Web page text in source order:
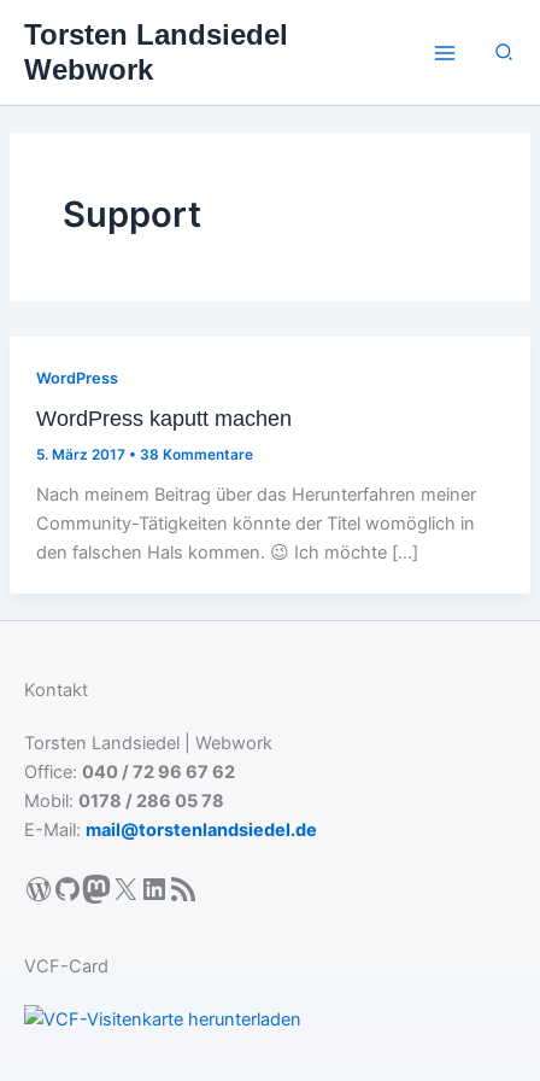
Inhalt
springen
Torsten Landsiedel
Webwork
Support
WordPress
WordPress kaputt machen
5. März 2017 • 38 Kommentare
Nach meinem Beitrag über das Herunterfahren meiner
Community-Tätigkeiten könnte der Titel womöglich in
den falschen Hals kommen. 😉 Ich möchte […]
Kontakt
Torsten Landsiedel | Webwork
Office: 040 / 72 96 67 62
Mobil: 0178 / 286 05 78
E-Mail: mail@torstenlandsiedel.de
WordPress
GitHub
Mastodon
X LinkedIn
RSS-Feed
VCF-Card